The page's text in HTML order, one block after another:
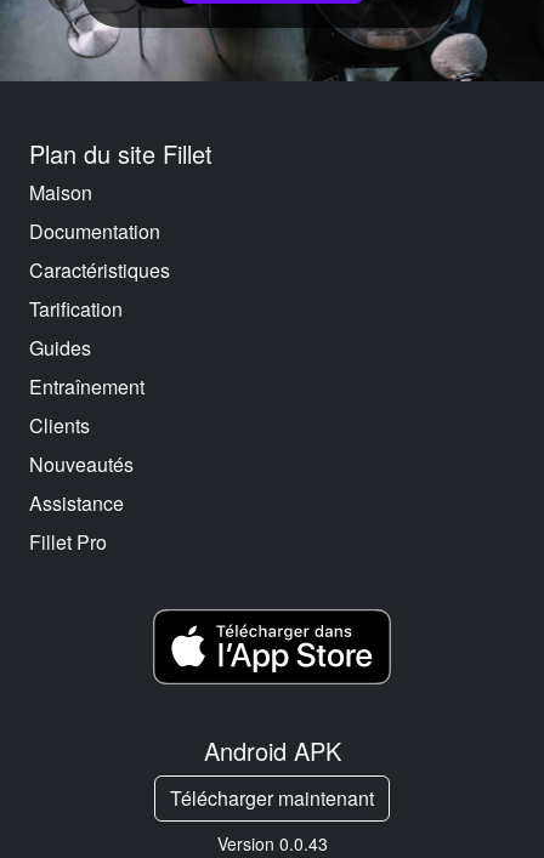
Plan du site Fillet
Maison
Documentation
Caractéristiques
Tarification
Guides
Entraînement
Clients
Nouveautés
Assistance
Fillet Pro
Android APK
Télécharger maintenant
Version 0.0.43